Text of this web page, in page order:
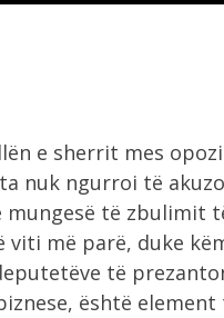
e sherrit mes
nuk ngurroi të
të zbulimit
më parë, duke
të
është
6:07
38